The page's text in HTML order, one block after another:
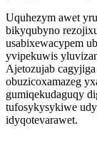
Uquhezym awet
bikyqubyno
usabixewacypem
yvipekuwis
Ajetozujab
obuzicoxamazeg
gumiqekudaguqy
tufosykysykiwe
idyqotevarawet.